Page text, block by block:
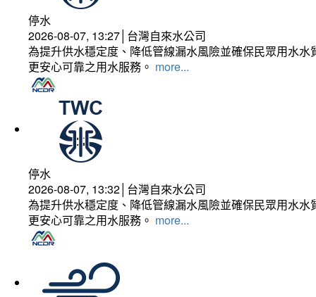
停水
2026-08-07, 13:27│台灣自來水公司
為提升供水穩定度、降低管線漏水風險並確保民眾用水
更安心可靠之用水服務。 more...
停水
2026-08-07, 13:32│台灣自來水公司
為提升供水穩定度、降低管線漏水風險並確保民眾用水
更安心可靠之用水服務。 more...